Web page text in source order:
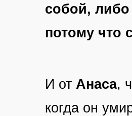
собой,
потому что
И от Анаса,
когда он